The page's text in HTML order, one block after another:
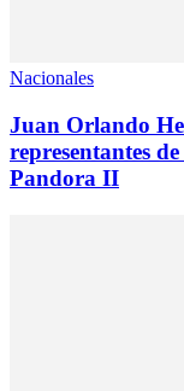
Nacionales
Juan Orlando
representantes
Pandora II